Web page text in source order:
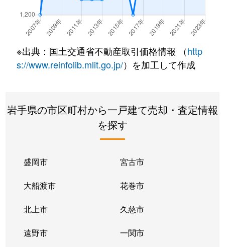
※出典：国土交通省不動産取引価格情報 （http
s://www.reinfolib.mlit.go.jp/）を加工して作成
岩手県の市区町村から一戸建て売却・査定情報
を探す
盛岡市 宮古市
大船渡市 花巻市
北上市 久慈市
遠野市 一関市